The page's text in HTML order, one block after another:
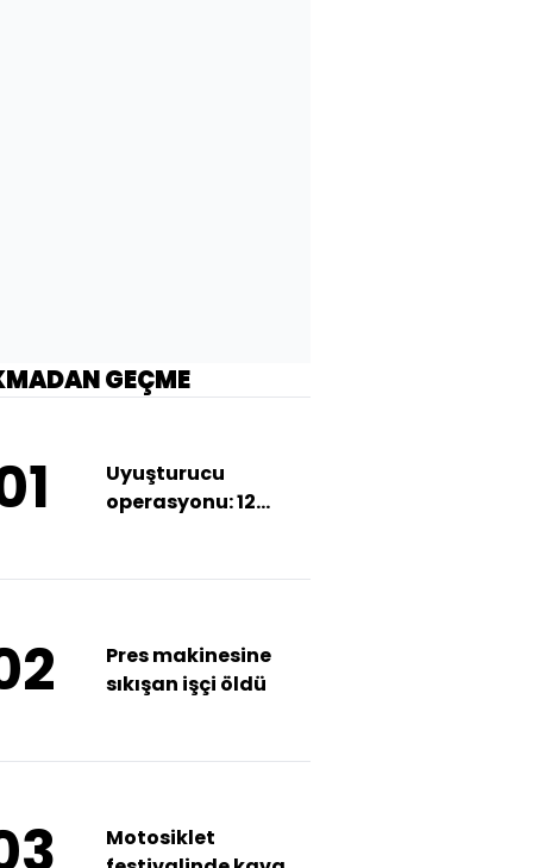
GEÇME
Uyuşturucu
operasyonu: 12
Pres makinesine
sıkışan işçi öldü
Motosiklet